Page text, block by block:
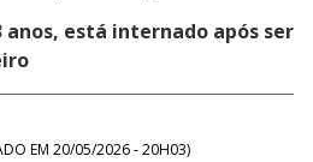
anos, está internado após ser
EM 20/05/2026 - 20H03)